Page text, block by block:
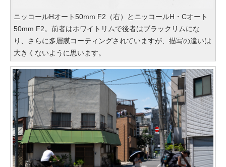
ニッコールHオート50mm F2（右）とニッコールH・Cオート
50mm F2。前者はホワイトリムで後者はブラックリムにな
り、さらに多層膜コーティングされていますが、描写の違いは
大きくないように思います。